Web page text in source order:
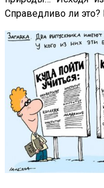
Справедливо ли это?